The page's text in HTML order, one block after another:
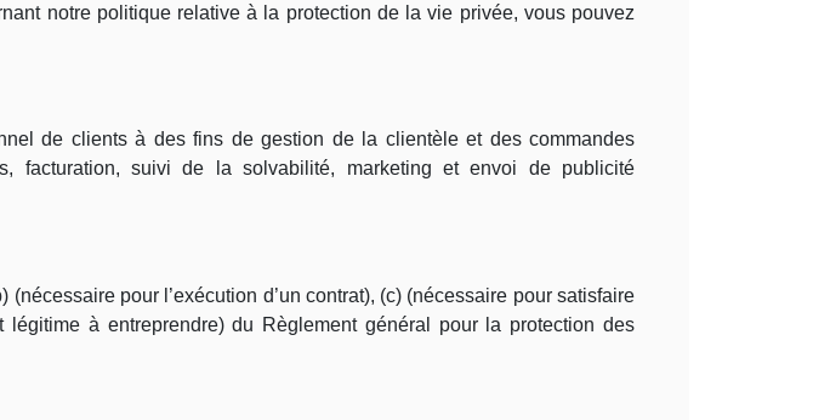
notre politique relative à la protection de la vie privée, vous pouvez
de clients à des fins de gestion de la clientèle et des commandes
facturation, suivi de la solvabilité, marketing et envoi de publicité
pour l’exécution d’un contrat), (c) (nécessaire pour satisfaire
à entreprendre) du Règlement général pour la protection des